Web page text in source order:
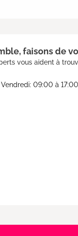
faisons de
vous aident à
Vendredi: 09:00 à